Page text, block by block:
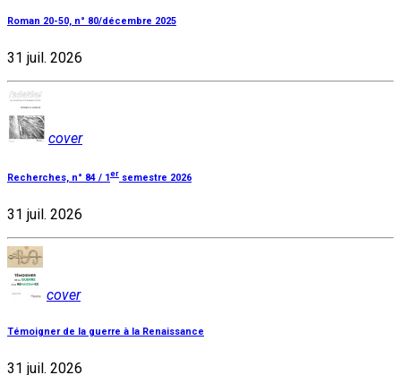
Roman 20-50, n° 80/décembre 2025
31 juil. 2026
cover
Recherches, n° 84 / 1er semestre 2026
31 juil. 2026
cover
Témoigner de la guerre à la Renaissance
31 juil. 2026